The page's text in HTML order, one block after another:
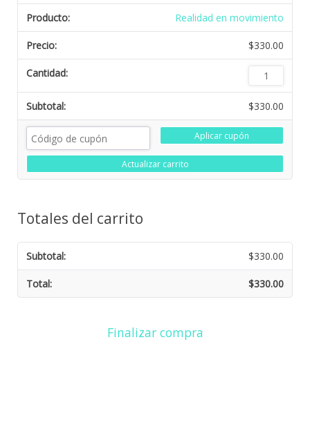
Realidad en movimiento
$330.00
Realidad
movimiento
$330.00
Aplicar cupón
Actualizar carrito
Totales del carrito
$330.00
$330.00
Finalizar compra